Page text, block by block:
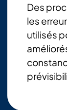
Des
les
utilisés